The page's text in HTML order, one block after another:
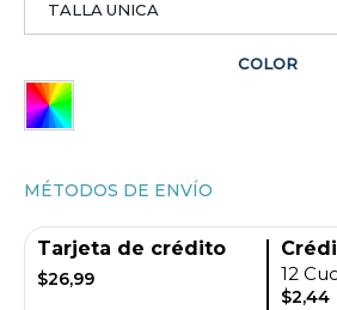
COLOR
MÉTODOS DE ENVÍO
Tarjeta de crédito
$26,99
12
$2,44